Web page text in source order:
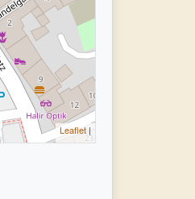
Leaflet|